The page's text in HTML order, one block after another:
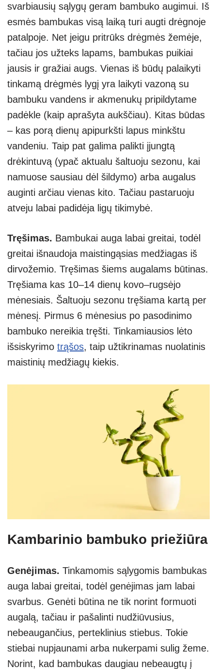
svarbiausių sąlygų geram bambuko augimui. Iš
esmės bambukas visą laiką turi augti drėgnoje
patalpoje. Net jeigu pritrūks drėgmės žemėje,
tačiau jos užteks lapams, bambukas puikiai
jausis ir gražiai augs. Vienas iš būdų palaikyti
tinkamą drėgmės lygį yra laikyti vazoną su
bambuku vandens ir akmenukų pripildytame
padėkle (kaip aprašyta aukščiau). Kitas būdas
– kas porą dienų apipurkšti lapus minkštu
vandeniu. Taip pat galima palikti įjungtą
drėkintuvą (ypač aktualu šaltuoju sezonu, kai
namuose sausiau dėl šildymo) arba augalus
auginti arčiau vienas kito. Tačiau pastaruoju
atveju labai padidėja ligų tikimybė.
Tręšimas. Bambukai auga labai greitai, todėl
greitai išnaudoja maistingąsias medžiagas iš
dirvožemio. Tręšimas šiems augalams būtinas.
Tręšiama kas 10–14 dienų kovo–rugsėjo
mėnesiais. Šaltuoju sezonu tręšiama kartą per
mėnesį. Pirmus 6 mėnesius po pasodinimo
bambuko nereikia tręšti. Tinkamiausios lėto
išsiskyrimo trąšos, taip užtikrinamas nuolatinis
maistinių medžiagų kiekis.
Kambarinio bambuko priežiūra
Genėjimas. Tinkamomis sąlygomis bambukas
auga labai greitai, todėl genėjimas jam labai
svarbus. Genėti būtina ne tik norint formuoti
augalą, tačiau ir pašalinti nudžiūvusius,
nebeaugančius, perteklinius stiebus. Tokie
stiebai nupjaunami arba nukerpami sulig žeme.
Norint, kad bambukas daugiau nebeaugtų į